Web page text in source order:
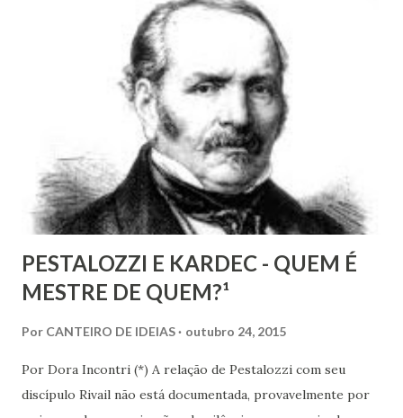
onde vige pressão, opressão, cerceamento, coação e
censura. E não podemos falar apenas do ponto de vista
geral, social, de cidadania, de direitos humanos etc, mas
também de segmentos religiosos e, nesse campo,
lamentavelmente, o meio/movimento espírita não está
excluído, o que me parece profundamente contraditório
quando se tem algum conhecim...
PESTALOZZI E KARDEC - QUEM É
MESTRE DE QUEM?¹
Por CANTEIRO DE IDEIAS outubro 24, 2015
Por Dora Incontri (*) A relação de Pestalozzi com seu
discípulo Rivail não está documentada, provavelmente por